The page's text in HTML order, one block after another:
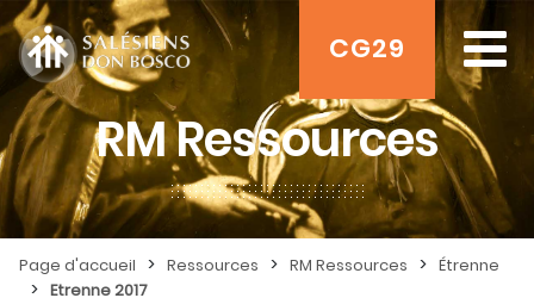
CG29
RM Ressources
Page d'accueil > Ressources > RM Ressources > Étrenne
> Etrenne 2017